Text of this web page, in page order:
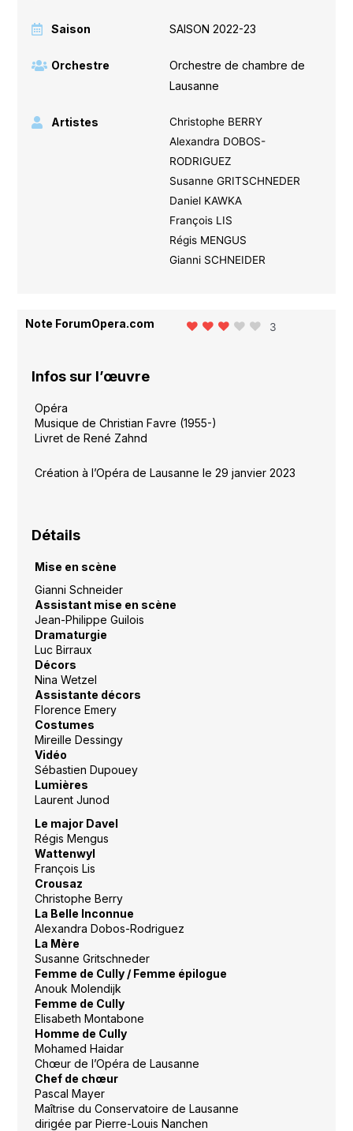
Saison SAISON 2022-23
Orchestre
Orchestre de chambre de
Lausanne
Artistes
Christophe BERRY
Alexandra DOBOS-
RODRIGUEZ
Susanne GRITSCHNEDER
Daniel KAWKA
François LIS
Régis MENGUS
Gianni SCHNEIDER
Note ForumOpera.com 3
Infos sur l’œuvre
Opéra
Musique de Christian Favre (1955-)
Livret de René Zahnd
Création à l’Opéra de Lausanne le 29 janvier 2023
Détails
Mise en scène
Gianni Schneider
Assistant mise en scène
Jean-Philippe Guilois
Dramaturgie
Luc Birraux
Décors
Nina Wetzel
Assistante décors
Florence Emery
Costumes
Mireille Dessingy
Vidéo
Sébastien Dupouey
Lumières
Laurent Junod
Le major Davel
Régis Mengus
Wattenwyl
François Lis
Crousaz
Christophe Berry
La Belle Inconnue
Alexandra Dobos-Rodriguez
La Mère
Susanne Gritschneder
Femme de Cully / Femme épilogue
Anouk Molendijk
Femme de Cully
Elisabeth Montabone
Homme de Cully
Mohamed Haidar
Chœur de l’Opéra de Lausanne
Chef de chœur
Pascal Mayer
Maîtrise du Conservatoire de Lausanne
dirigée par Pierre-Louis Nanchen